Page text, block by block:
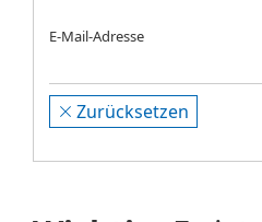
E-Mail-Adresse
Zurücksetzen